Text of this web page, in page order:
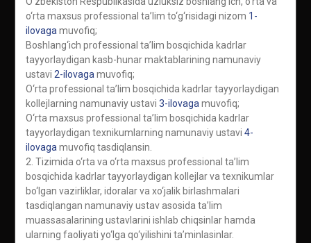
o‘rta maxsus professional ta’lim to‘g‘risidagi nizom 1-
ilovaga muvofiq;
Boshlang‘ich professional ta’lim bosqichida kadrlar
tayyorlaydigan kasb-hunar maktablarining namunaviy
ustavi 2-ilovaga muvofiq;
O‘rta professional ta’lim bosqichida kadrlar tayyorlaydigan
kollejlarning namunaviy ustavi 3-ilovaga muvofiq;
O‘rta maxsus professional ta’lim bosqichida kadrlar
tayyorlaydigan texnikumlarning namunaviy ustavi 4-
ilovaga muvofiq tasdiqlansin.
2. Tizimida o‘rta va o‘rta maxsus professional ta’lim
bosqichida kadrlar tayyorlaydigan kollejlar va texnikumlar
bo‘lgan vazirliklar, idoralar va xo‘jalik birlashmalari
tasdiqlangan namunaviy ustav asosida ta’lim
muassasalarining ustavlarini ishlab chiqsinlar hamda
ularning faoliyati yo‘lga qo‘yilishini ta’minlasinlar.